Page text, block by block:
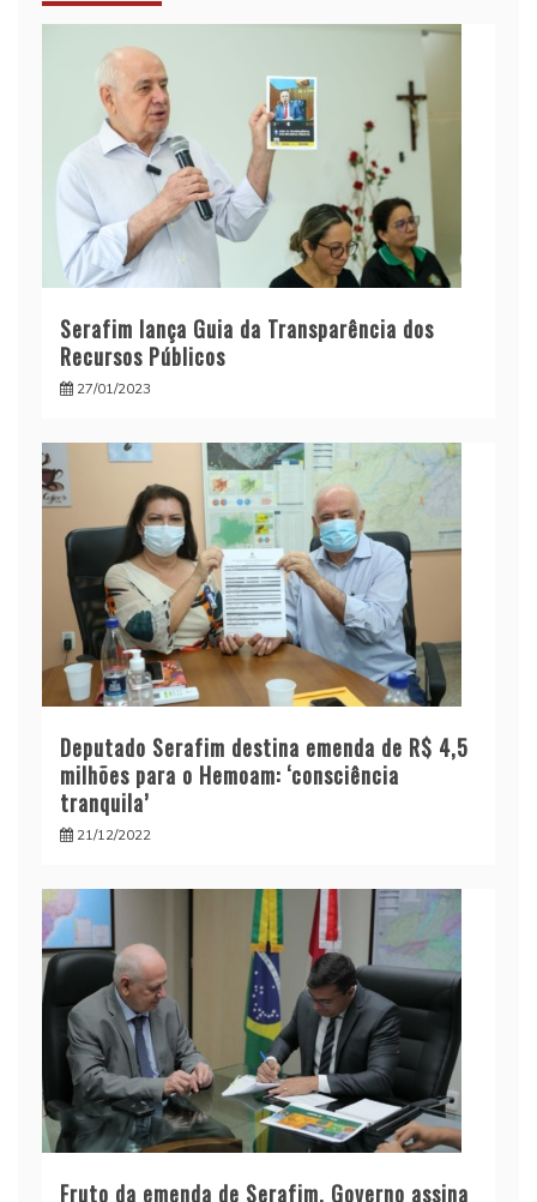
Serafim lança Guia da Transparência dos
Recursos Públicos
27/01/2023
Deputado Serafim destina emenda de R$ 4,5
milhões para o Hemoam: ‘consciência
tranquila’
21/12/2022
Fruto da emenda de Serafim, Governo assina